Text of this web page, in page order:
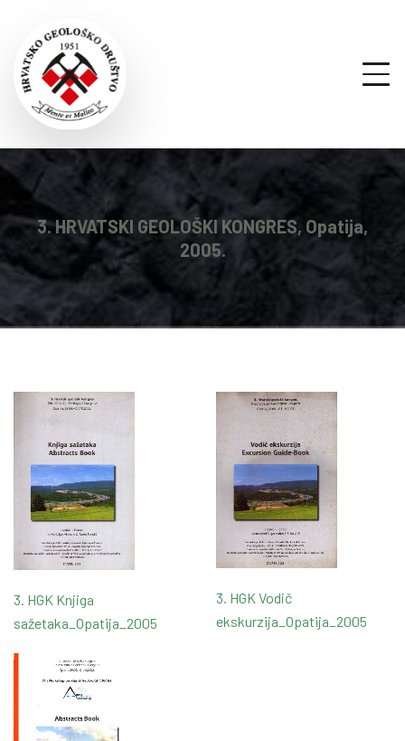
3. HRVATSKI GEOLOŠKI KONGRES, Opatija,
2005.
3. HGK Knjiga
sažetaka_Opatija_2005
3. HGK Vodič
ekskurzija_Opatija_2005